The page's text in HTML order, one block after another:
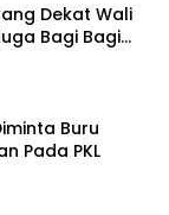
Dekat Wali
Bagi Bagi
Buru
Pada PKL